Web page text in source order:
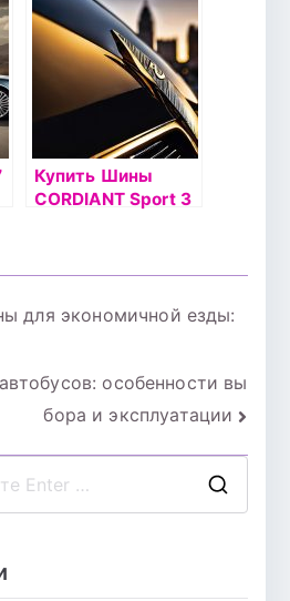
Купить Шины
CORDIANT Sport 3
для экономичной езды:
особенности вы
бора и эксплуатации